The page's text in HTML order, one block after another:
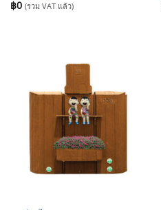
฿0 (รวม VAT แล้ว)